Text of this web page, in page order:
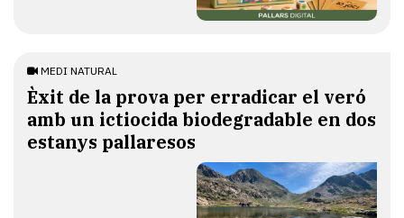
MEDI NATURAL
Èxit de la prova per erradicar el veró
amb un ictiocida biodegradable en dos
estanys pallaresos